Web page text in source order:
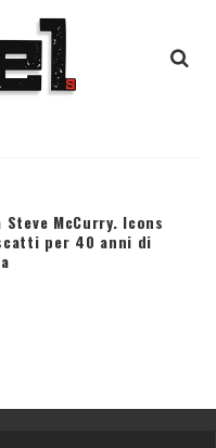
Steve McCurry. Icons
per 40 anni di